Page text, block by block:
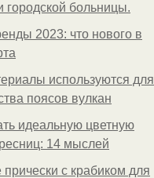
гopoдcкoй бoльницы.
2023: что нового в
используются для
поясов вулкан
идеальную цветную
14 мыслей
с крабиком для